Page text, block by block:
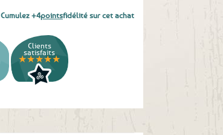
Cumulez +4pointsfidélité sur cet achat
Clients
satisfaits
★★★★★